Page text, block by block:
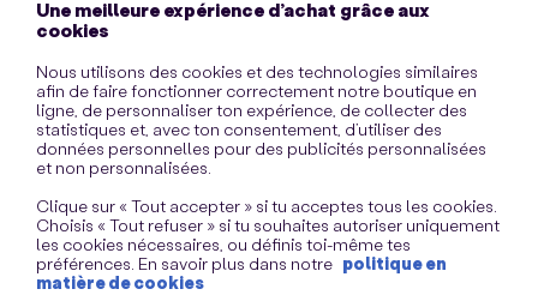
Une meilleure expérience d’achat grâce aux
cookies
Nous utilisons des cookies et des technologies similaires
afin de faire fonctionner correctement notre boutique en
ligne, de personnaliser ton expérience, de collecter des
statistiques et, avec ton consentement, d’utiliser des
données personnelles pour des publicités personnalisées
et non personnalisées.
Clique sur « Tout accepter » si tu acceptes tous les cookies.
Choisis « Tout refuser » si tu souhaites autoriser uniquement
les cookies nécessaires, ou définis toi-même tes
préférences. En savoir plus dans notre politique en
matière de cookies